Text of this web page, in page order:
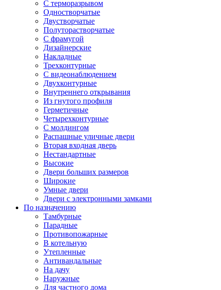
С терморазрывом
Одностворчатые
Двустворчатые
Полуторастворчатые
С фрамугой
Дизайнерские
Накладные
Трехконтурные
С видеонаблюдением
Двухконтурные
Внутреннего открывания
Из гнутого профиля
Герметичные
Четырехконтурные
С молдингом
Распашные уличные двери
Вторая входная дверь
Нестандартные
Высокие
Двери больших размеров
Широкие
Умные двери
Двери с электронными замками
По назначению
Тамбурные
Парадные
Противопожарные
В котельную
Утепленные
Антивандальные
На дачу
Наружные
Для частного дома